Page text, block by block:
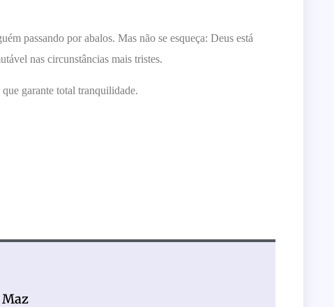
passando por abalos. Mas não se esqueça: Deus está
nas circunstâncias mais tristes.
garante total tranquilidade.